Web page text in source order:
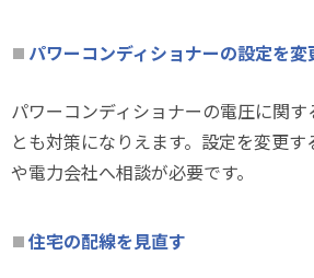
パワーコンディショナーの設定を変
パワーコンディショナーの電圧に関
とも対策になりえます。設定を変更
や電力会社へ相談が必要です。
住宅の配線を見直す